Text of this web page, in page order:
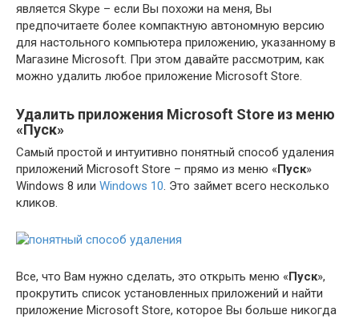
является Skype – если Вы похожи на меня, Вы
предпочитаете более компактную автономную версию
для настольного компьютера приложению, указанному в
Магазине Microsoft. При этом давайте рассмотрим, как
можно удалить любое приложение Microsoft Store.
Удалить приложения Microsoft Store из меню
«Пуск»
Самый простой и интуитивно понятный способ удаления
приложений Microsoft Store – прямо из меню «Пуск»
Windows 8 или Windows 10. Это займет всего несколько
кликов.
Все, что Вам нужно сделать, это открыть меню «Пуск»,
прокрутить список установленных приложений и найти
приложение Microsoft Store, которое Вы больше никогда